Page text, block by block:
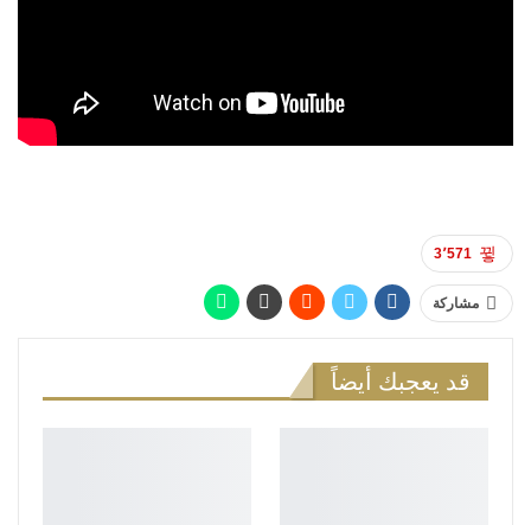
3٬571
مشاركة
قد يعجبك أيضاً